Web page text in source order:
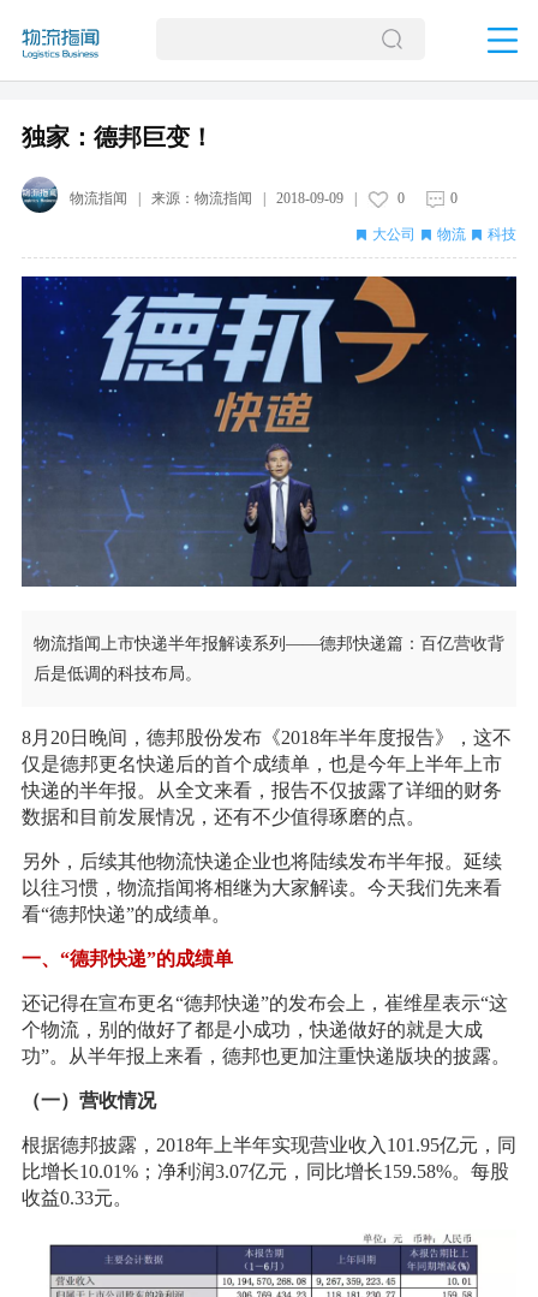
独家：德邦巨变！
物流指闻 | 来源： 物流指闻 2018-09-09| 0 0
大公司 物流 科技
物流指闻上市快递半年报解读系列——德邦快递篇：百亿营收背
后是低调的科技布局。
8月20日晚间，德邦股份发布《2018年半年度报告》，这不
仅是德邦更名快递后的首个成绩单，也是今年上半年上市
快递的半年报。从全文来看，报告不仅披露了详细的财务
数据和目前发展情况，还有不少值得琢磨的点。
另外，后续其他物流快递企业也将陆续发布半年报。延续
以往习惯，物流指闻将相继为大家解读。今天我们先来看
看“德邦快递”的成绩单。
一、“德邦快递”的成绩单
还记得在宣布更名“德邦快递”的发布会上，崔维星表示“这
个物流，别的做好了都是小成功，快递做好的就是大成
功”。从半年报上来看，德邦也更加注重快递版块的披露。
（一）营收情况
根据德邦披露，2018年上半年实现营业收入101.95亿元，同
比增长10.01%；净利润3.07亿元，同比增长159.58%。每股
收益0.33元。